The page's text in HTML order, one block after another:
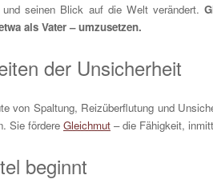
und seinen Blick auf die Welt verändert.
als Vater – umzusetzen.
der Unsicherheit
von Spaltung, Reizüberflutung und
Sie fördere Gleichmut – die Fähigkeit,
beginnt